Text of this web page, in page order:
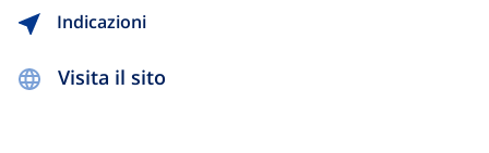
Indicazioni
Visita il sito